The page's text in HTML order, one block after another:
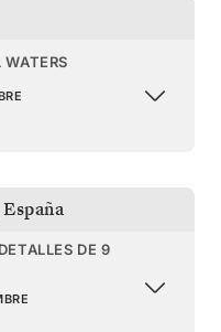
España
DE 9